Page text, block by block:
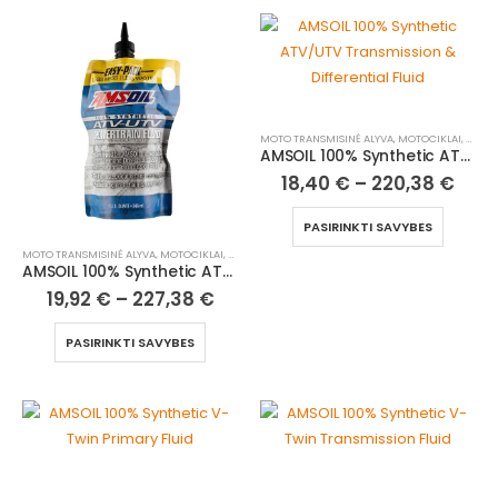
MOTO TRANSMISINĖ ALYVA, MOTOCIKLAI, ATV/UTV
AMSOIL 100% Synthetic ATV/UTV Powertrain Fluid
19,92 € – 227,38 €
PASIRINKTI SAVYBES
MOTO TRANSMISINĖ ALYVA, MOTOCIKLAI, ATV/UTV
AMSOIL 100% Synthetic ATV/UTV Transmission & Differential Fluid
18,40 € – 220,38 €
PASIRINKTI SAVYBES